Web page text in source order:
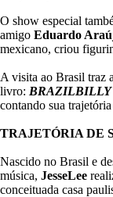
O show especial
amigo Eduardo
mexicano, criou
A visita ao Brasil traz
livro: BRAZILBILLY
contando sua
TRAJETÓRIA DE
Nascido no Brasil e
música, JesseLee
conceituada casa